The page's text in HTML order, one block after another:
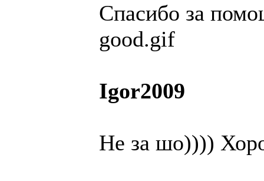
Спасибо за
good.gif
Igor2009
Не за шо))))